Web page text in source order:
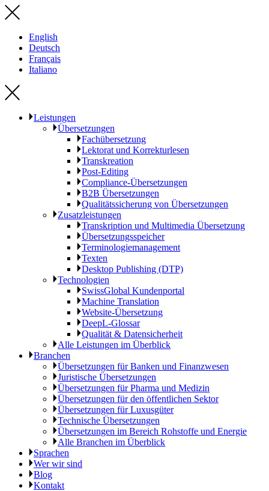
English
Deutsch
Français
Italiano
Leistungen
Übersetzungen
Fachübersetzung
Lektorat und Korrekturlesen
Transkreation
Post-Editing
Compliance-Übersetzungen
B2B Übersetzungen
Qualitätssicherung von Übersetzungen
Zusatzleistungen
Transkription und Multimedia Übersetzung
Übersetzungsspeicher
Terminologiemanagement
Texten
Desktop Publishing (DTP)
Technologien
SwissGlobal Kundenportal
Machine Translation
Website-Übersetzung
DeepL-Glossar
Qualität & Datensicherheit
Alle Leistungen im Überblick
Branchen
Übersetzungen für Banken und Finanzwesen
Juristische Übersetzungen
Übersetzungen für Pharma und Medizin
Übersetzungen für den öffentlichen Sektor
Übersetzungen für Luxusgüter
Technische Übersetzungen
Übersetzungen im Bereich Rohstoffe und Energie
Alle Branchen im Überblick
Sprachen
Wer wir sind
Blog
Kontakt